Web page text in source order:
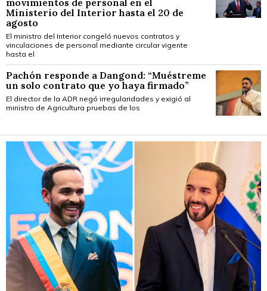
movimientos de personal en el
Ministerio del Interior hasta el 20 de
agosto
El ministro del Interior congeló nuevos contratos y
vinculaciones de personal mediante circular vigente
hasta el
Pachón responde a Dangond: “Muéstreme
un solo contrato que yo haya firmado”
El director de la ADR negó irregularidades y exigió al
ministro de Agricultura pruebas de los